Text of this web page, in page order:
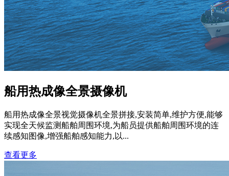
船用热成像全景摄像机
船用热成像全景视觉摄像机全景拼接,安装简单,维护方便,能够
实现全天候监测船舶周围环境,为船员提供船舶周围环境的连
续感知图像,增强船舶感知能力,以...
查看更多